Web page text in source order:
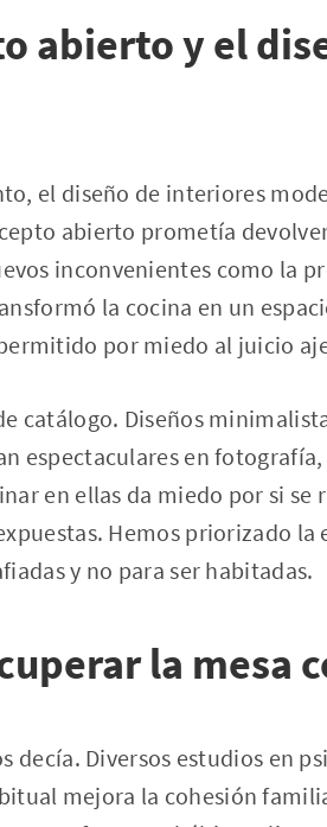
abierto y el
el diseño de interiores
abierto prometía
inconvenientes como la
la cocina en un
por miedo al juicio
catálogo. Diseños
espectaculares en
en ellas da miedo por si se
Hemos priorizado la
y no para ser habitadas.
la mesa
decía. Diversos estudios en
mejora la cohesión